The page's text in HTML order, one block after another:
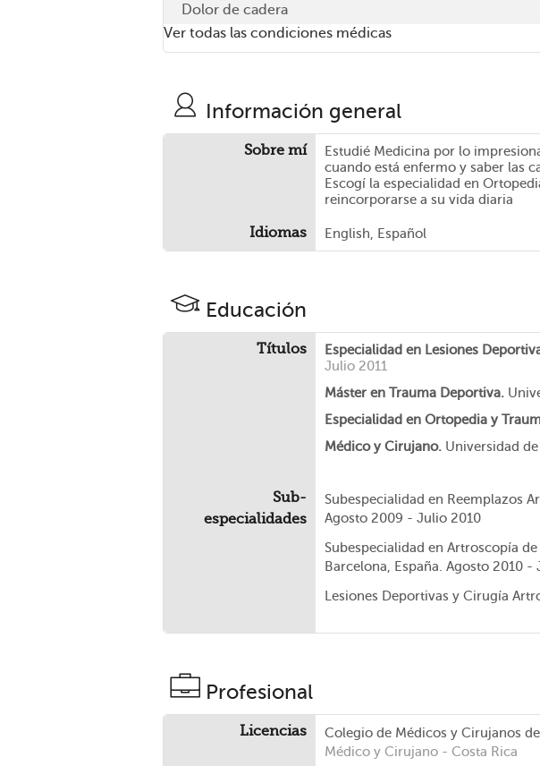
Dolor de cadera
Ver todas las condiciones médicas
Información general
Sobre mí
Estudié Medicina por lo
cuando está enfermo y saber las
Escogí la especialidad en
reincorporarse a su vida diaria
Idiomas English, Español
Educación
Títulos Especialidad en Lesiones
Julio 2011
Máster en Trauma Deportiva.
Especialidad en Ortopedia y
Médico y Cirujano. Universidad de
Sub-
especialidades
Subespecialidad en Reemplazos
Agosto 2009 - Julio 2010
Subespecialidad en Artroscopía
Barcelona, España. Agosto 2010 -
Lesiones Deportivas y Cirugía
Profesional
Licencias Colegio de Médicos y Cirujanos
Médico y Cirujano - Costa Rica